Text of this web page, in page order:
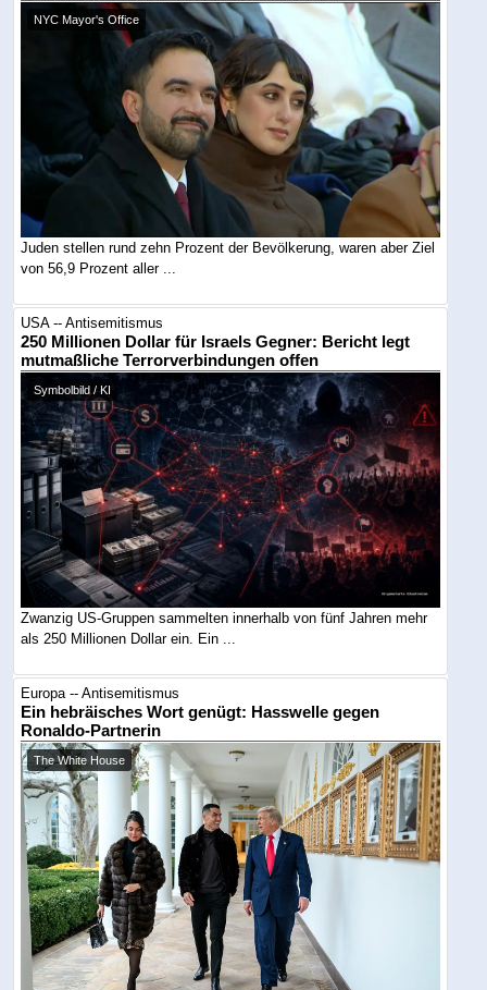
NYC Mayor's Office
Juden stellen rund zehn Prozent der Bevölkerung, waren aber Ziel
von 56,9 Prozent aller ...
USA -- Antisemitismus
250 Millionen Dollar für Israels Gegner: Bericht legt
mutmaßliche Terrorverbindungen offen
Symbolbild / KI
Zwanzig US-Gruppen sammelten innerhalb von fünf Jahren mehr
als 250 Millionen Dollar ein. Ein ...
Europa -- Antisemitismus
Ein hebräisches Wort genügt: Hasswelle gegen
Ronaldo-Partnerin
The White House